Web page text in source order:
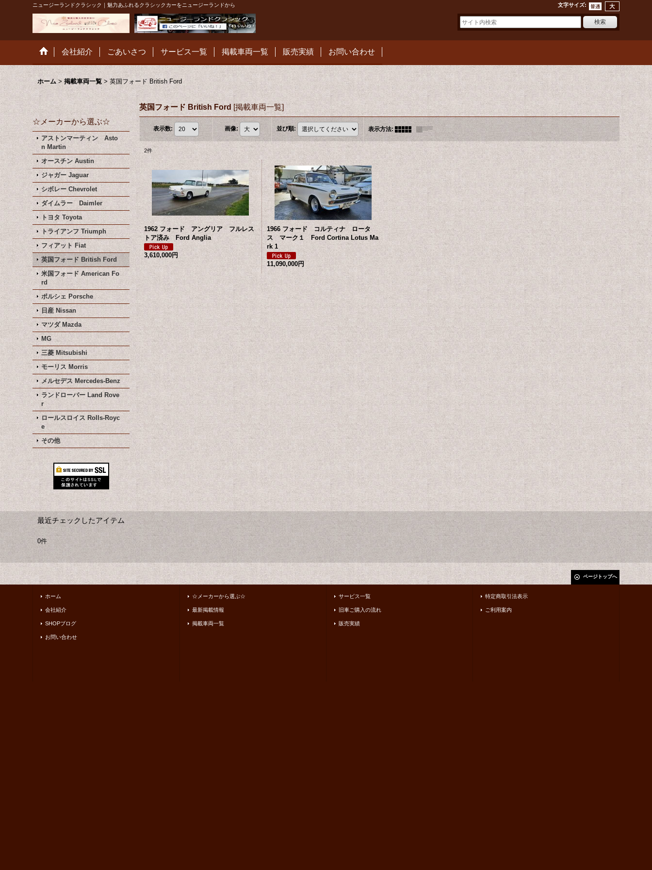
ニュージーランドクラシック｜魅力あふれるクラシックカーをニュージーランドから 文字サイズ:
会社紹介 ごあいさつ サービス一覧 掲載車両一覧 販売実績 お問い合わせ
ホーム > 掲載車両一覧 > 英国フォード British Ford
☆メーカーから選ぶ☆
アストンマーティン Asto
n Martin
オースチン Austin
ジャガー Jaguar
シボレー Chevrolet
ダイムラー Daimler
トヨタ Toyota
トライアンフ Triumph
フィアット Fiat
英国フォード British Ford
米国フォード American Fo
rd
ポルシェ Porsche
日産 Nissan
マツダ Mazda
MG
三菱 Mitsubishi
モーリス Morris
メルセデス Mercedes-Benz
ランドローバー Land Rove
r
ロールスロイス Rolls-Royc
e
その他
英国フォード British Ford[掲載車両一覧]
表示数: 画像: 並び順: 表示方法:
2件
1962 フォード アングリア フルレス
トア済み Ford Anglia
3,610,000円
1966 フォード コルティナ ロータ
ス マーク１ Ford Cortina Lotus Ma
rk 1
11,090,000円
最近チェックしたアイテム
0件
ページトップへ
ホーム
会社紹介
SHOPブログ
お問い合わせ
☆メーカーから選ぶ☆
最新掲載情報
掲載車両一覧
サービス一覧
旧車ご購入の流れ
販売実績
特定商取引法表示
ご利用案内